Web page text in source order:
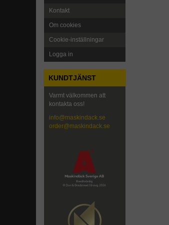
Kontakt
Om cookies
Cookie-inställningar
Logga in
KUNDTJÄNST
Varmt välkommen att
kontakta oss!
info@maskindack.se
order@maskindack.se